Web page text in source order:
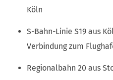
Köln
S-Bahn-Linie S19 aus
Verbindung zum
Regionalbahn 20 aus